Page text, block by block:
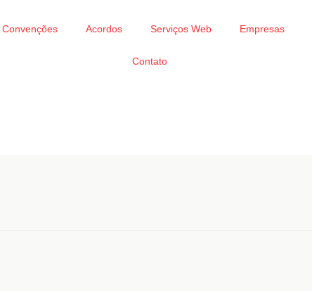
Convenções Acordos Serviços Web Empresas
Contato